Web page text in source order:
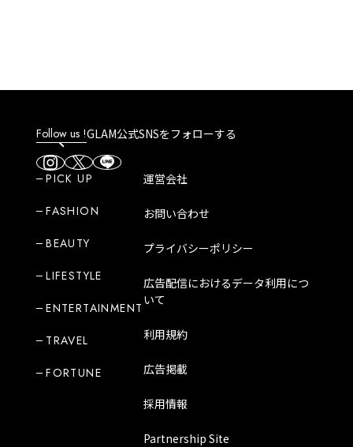
Follow us !GLAM公式SNSをフォローする
PICK UP
FASHION
BEAUTY
LIFESTYLE
ENTERTAINMENT
TRAVEL
FORTUNE
運営会社
お問い合わせ
プライバシーポリシー
広告配信におけるデータ利用につ
いて
利用規約
広告掲載
採用情報
Partnership Site